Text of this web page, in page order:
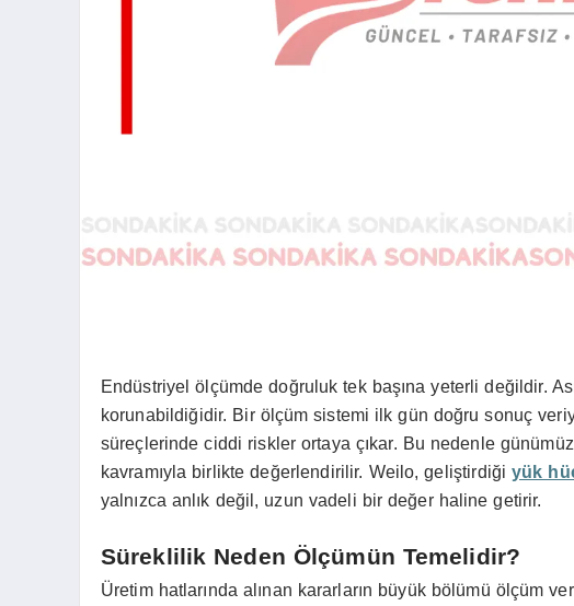
Endüstriyel ölçümde doğruluk tek başına yeterli değildir.
korunabildiğidir. Bir ölçüm sistemi ilk gün doğru sonuç
süreçlerinde ciddi riskler ortaya çıkar. Bu nedenle
kavramıyla birlikte değerlendirilir. Weilo, geliştirdiğiyük
yalnızca anlık değil, uzun vadeli bir değer haline getirir.
Süreklilik Neden Ölçümün Temelidir?
Üretim hatlarında alınan kararların büyük bölümü ölçüm